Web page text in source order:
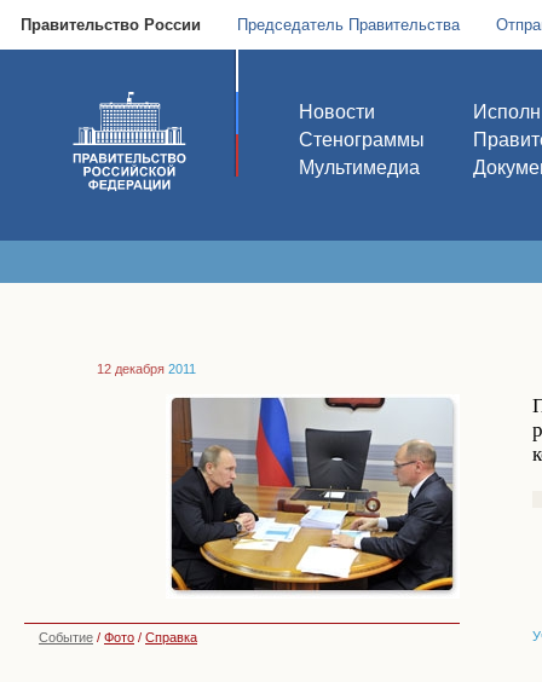
Правительство России Председатель Правительства
Новости
Стенограммы
Мультимедиа
12 декабря 2011
Событие / Фото / Справка